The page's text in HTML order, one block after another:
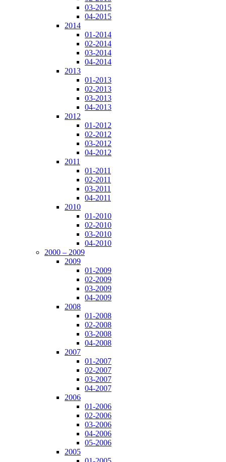
03-2015
04-2015
2014
01-2014
02-2014
03-2014
04-2014
2013
01-2013
02-2013
03-2013
04-2013
2012
01-2012
02-2012
03-2012
04-2012
2011
01-2011
02-2011
03-2011
04-2011
2010
01-2010
02-2010
03-2010
04-2010
2000 – 2009
2009
01-2009
02-2009
03-2009
04-2009
2008
01-2008
02-2008
03-2008
04-2008
2007
01-2007
02-2007
03-2007
04-2007
2006
01-2006
02-2006
03-2006
04-2006
05-2006
2005